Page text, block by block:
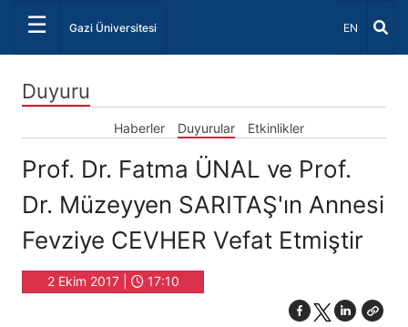
☰ Gazi Üniversitesi Dil Seçiniz
EN
Duyuru
Haberler Duyurular Etkinlikler
Prof. Dr. Fatma ÜNAL ve Prof.
Dr. Müzeyyen SARITAŞ'ın Annesi
Fevziye CEVHER Vefat Etmiştir
2 Ekim 2017 | 17:10